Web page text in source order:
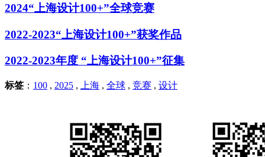
2024“上海设计100+”全球竞赛
2022-2023“上海设计100+”获奖作品
2022-2023年度 “上海设计100+”征集
标签 ： 100 , 2025 , 上海 , 全球 , 竞赛 , 设计